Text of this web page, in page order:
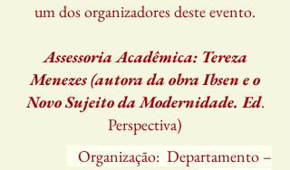
um dos organizadores deste evento.
Assessoria Acadêmica: Tereza
Menezes (autora da obra Ibsen e o
Novo Sujeito da Modernidade. Ed.
Perspectiva)
Organização: Departamento –